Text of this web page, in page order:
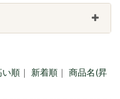
い順 ｜ 新着順 ｜ 商品名(昇